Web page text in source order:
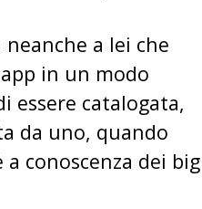
a lei che
in un modo
essere catalogata,
da uno, quando
conoscenza dei big